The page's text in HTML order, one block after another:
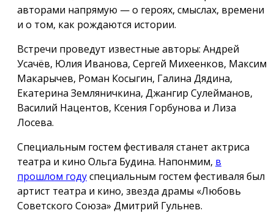
авторами напрямую — о героях, смыслах, времени
и о том, как рождаются истории.
Встречи проведут известные авторы: Андрей
Усачёв, Юлия Иванова, Сергей Михеенков, Максим
Макарычев, Роман Косыгин, Галина Дядина,
Екатерина Земляничкина, Джангир Сулейманов,
Василий Нацентов, Ксения Горбунова и Лиза
Лосева.
Специальным гостем фестиваля станет актриса
театра и кино Ольга Будина. Напонмим, в
прошлом годуспециальным гостем фестиваля был
артист театра и кино, звезда драмы «Любовь
Советского Союза» Дмитрий Гульнев.